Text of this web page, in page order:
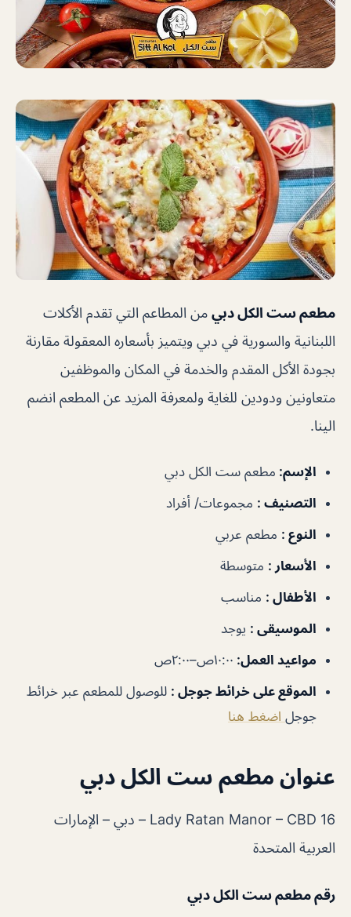
مطعم ست الكل دبي من المطاعم التي تقدم الأكلات
اللبنانية والسورية في دبي ويتميز بأسعاره المعقولة مقارنة
بجودة الأكل المقدم والخدمة في المكان والموظفين
متعاونين ودودين للغاية ولمعرفة المزيد عن المطعم انضم
الينا.
الإسم: مطعم ست الكل دبي
التصنيف : مجموعات/ أفراد
النوع : مطعم عربي
الأسعار : متوسطة
الأطفال : مناسب
الموسيقى : يوجد
مواعيد العمل: ١٠:٠٠ص–٢:٠٠ص
الموقع على خرائط جوجل : للوصول للمطعم عبر خرائط
جوجل اضغط هنا
عنوان مطعم ست الكل دبي
Lady Ratan Manor – CBD 16 – دبي – الإمارات
العربية المتحدة
رقم مطعم ست الكل دبي